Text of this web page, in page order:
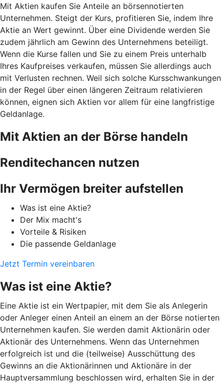
Mit Aktien kaufen Sie Anteile an börsennotierten
Unternehmen. Steigt der Kurs, profitieren Sie, indem Ihre
Aktie an Wert gewinnt. Über eine Dividende werden Sie
zudem jährlich am Gewinn des Unternehmens beteiligt.
Wenn die Kurse fallen und Sie zu einem Preis unterhalb
Ihres Kaufpreises verkaufen, müssen Sie allerdings auch
mit Verlusten rechnen. Weil sich solche Kursschwankungen
in der Regel über einen längeren Zeitraum relativieren
können, eignen sich Aktien vor allem für eine langfristige
Geldanlage.
Mit Aktien an der Börse handeln
Renditechancen nutzen
Ihr Vermögen breiter aufstellen
Was ist eine Aktie?
Der Mix macht's
Vorteile & Risiken
Die passende Geldanlage
Jetzt Termin vereinbaren
Was ist eine Aktie?
Eine Aktie ist ein Wertpapier, mit dem Sie als Anlegerin
oder Anleger einen Anteil an einem an der Börse notierten
Unternehmen kaufen. Sie werden damit Aktionärin oder
Aktionär des Unternehmens. Wenn das Unternehmen
erfolgreich ist und die (teilweise) Ausschüttung des
Gewinns an die Aktionärinnen und Aktionäre in der
Hauptversammlung beschlossen wird, erhalten Sie in der